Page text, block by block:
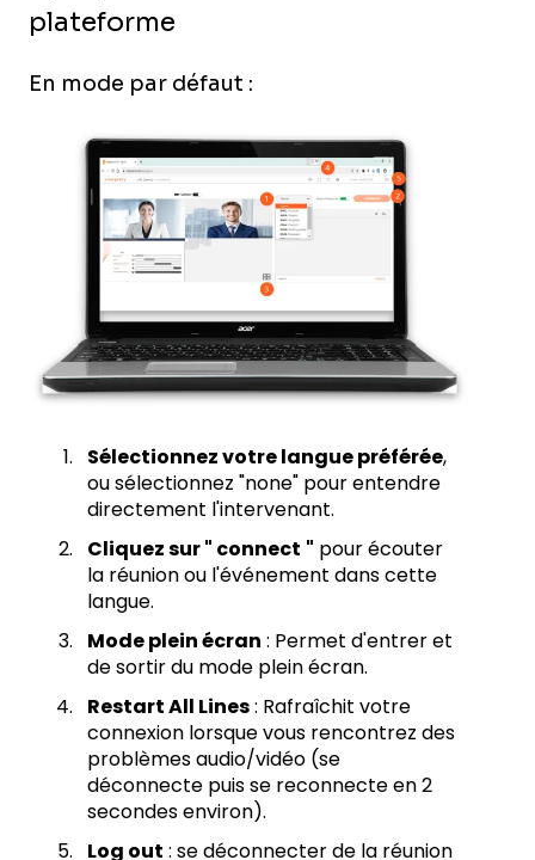
plateforme
En mode par défaut :
Sélectionnez votre langue préférée,
ou sélectionnez "none" pour entendre
directement l'intervenant.
Cliquez sur " connect " pour écouter
la réunion ou l'événement dans cette
langue.
Mode plein écran : Permet d'entrer et
de sortir du mode plein écran.
Restart All Lines: Rafraîchit votre
connexion lorsque vous rencontrez des
problèmes audio/vidéo (se
déconnecte puis se reconnecte en 2
secondes environ).
Log out : se déconnecter de la réunion